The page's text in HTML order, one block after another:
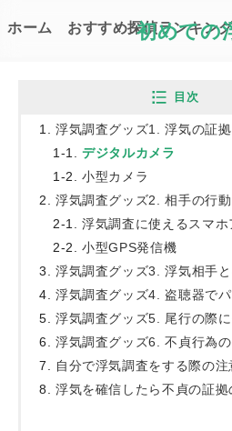
初めての
ホーム おすすめ探偵ランキン
自分で浮
アラ
最終更
目次
浮気調査グッズ1. 浮気の証
デジタルカメラ
小型カメラ
浮気調査グッズ2. 相手の行
浮気調査に使えるスマホ
小型GPS発信機
浮気調査グッズ3. 浮気相手
浮気調査グッズ4. 盗聴器で
浮気調査グッズ5. 尾行の際
浮気調査グッズ6. 不貞行為
自分で浮気調査をする際の注
浮気を確信したら不貞の証